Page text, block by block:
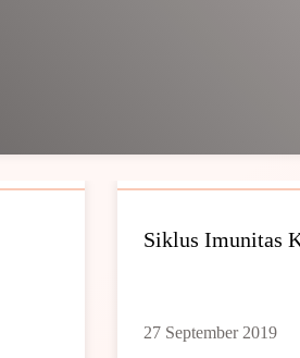
Siklus Imunitas
27 September 2019